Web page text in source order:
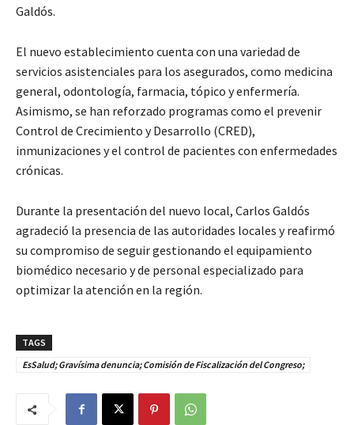
Galdós.
El nuevo establecimiento cuenta con una variedad de
servicios asistenciales para los asegurados, como medicina
general, odontología, farmacia, tópico y enfermería.
Asimismo, se han reforzado programas como el prevenir
Control de Crecimiento y Desarrollo (CRED),
inmunizaciones y el control de pacientes con enfermedades
crónicas.
Durante la presentación del nuevo local, Carlos Galdós
agradeció la presencia de las autoridades locales y reafirmó
su compromiso de seguir gestionando el equipamiento
biomédico necesario y de personal especializado para
optimizar la atención en la región.
TAGS
EsSalud; Gravísima denuncia; Comisión de Fiscalización del Congreso;